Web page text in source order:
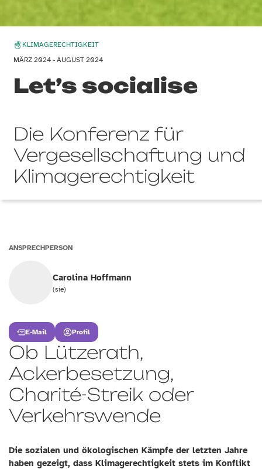
KLIMAGERECHTIGKEIT
MÄRZ 2024 - AUGUST 2024
Let’s socialise
Die Konferenz für
Vergesellschaftung und
Klimagerechtigkeit
ANSPRECHPERSON
Carolina Hoffmann
(sie)
E-Mail Profil
Ob Lützerath,
Ackerbesetzung,
Charité-Streik oder
Verkehrswende
Die sozialen und ökologischen Kämpfe der letzten Jahre
haben gezeigt, dass Klimagerechtigkeit stets im Konflikt